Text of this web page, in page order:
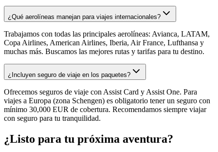
¿Qué aerolíneas manejan para viajes internacionales?
Trabajamos con todas las principales aerolíneas: Avianca, LATAM,
Copa Airlines, American Airlines, Iberia, Air France, Lufthansa y
muchas más. Buscamos las mejores rutas y tarifas para tu destino.
¿Incluyen seguro de viaje en los paquetes?
Ofrecemos seguros de viaje con Assist Card y Assist One. Para
viajes a Europa (zona Schengen) es obligatorio tener un seguro con
mínimo 30,000 EUR de cobertura. Recomendamos siempre viajar
con seguro para tu tranquilidad.
¿Listo para tu próxima aventura?